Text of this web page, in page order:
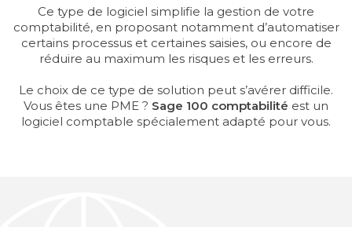
LIVRES BLANCS
INFOGRAPHIE
FICHES PRODUITS
Ce type de logiciel simplifie la gestion de votre
comptabilité, en proposant notamment d’automatiser
certains processus et certaines saisies, ou encore de
réduire au maximum les risques et les erreurs.
Le choix de ce type de solution peut s’avérer difficile.
Vous êtes une PME ? Sage 100 comptabilité est un
logiciel comptable spécialement adapté pour vous.